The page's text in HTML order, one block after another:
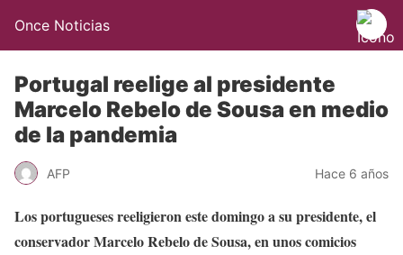
Once Noticias
Portugal reelige al presidente
Marcelo Rebelo de Sousa en medio
de la pandemia
AFP Hace 6 años
Los portugueses reeligieron este domingo a su presidente, el
conservador Marcelo Rebelo de Sousa, en unos comicios